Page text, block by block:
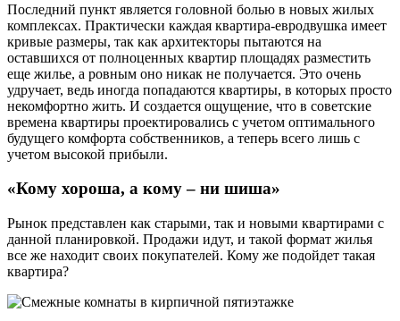
Последний пункт является головной болью в новых жилых
комплексах. Практически каждая квартира-евродвушка имеет
кривые размеры, так как архитекторы пытаются на
оставшихся от полноценных квартир площадях разместить
еще жилье, а ровным оно никак не получается. Это очень
удручает, ведь иногда попадаются квартиры, в которых просто
некомфортно жить. И создается ощущение, что в советские
времена квартиры проектировались с учетом оптимального
будущего комфорта собственников, а теперь всего лишь с
учетом высокой прибыли.
«Кому хороша, а кому – ни шиша»
Рынок представлен как старыми, так и новыми квартирами с
данной планировкой. Продажи идут, и такой формат жилья
все же находит своих покупателей. Кому же подойдет такая
квартира?